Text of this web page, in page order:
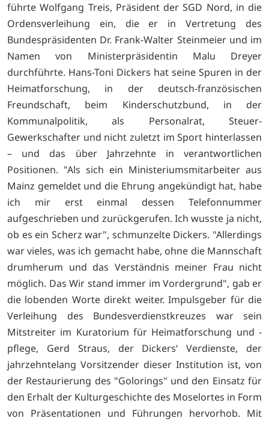
führte Wolfgang Treis, Präsident der SGD Nord, in die
Ordensverleihung ein, die er in Vertretung des
Bundespräsidenten Dr. Frank-Walter Steinmeier und im
Namen von Ministerpräsidentin Malu Dreyer
durchführte. Hans-Toni Dickers hat seine Spuren in der
Heimatforschung, in der deutsch-französischen
Freundschaft, beim Kinderschutzbund, in der
Kommunalpolitik, als Personalrat, Steuer-
Gewerkschafter und nicht zuletzt im Sport hinterlassen
– und das über Jahrzehnte in verantwortlichen
Positionen. "Als sich ein Ministeriumsmitarbeiter aus
Mainz gemeldet und die Ehrung angekündigt hat, habe
ich mir erst einmal dessen Telefonnummer
aufgeschrieben und zurückgerufen. Ich wusste ja nicht,
ob es ein Scherz war", schmunzelte Dickers. "Allerdings
war vieles, was ich gemacht habe, ohne die Mannschaft
drumherum und das Verständnis meiner Frau nicht
möglich. Das Wir stand immer im Vordergrund", gab er
die lobenden Worte direkt weiter. Impulsgeber für die
Verleihung des Bundesverdienstkreuzes war sein
Mitstreiter im Kuratorium für Heimatforschung und -
pflege, Gerd Straus, der Dickers‘ Verdienste, der
jahrzehntelang Vorsitzender dieser Institution ist, von
der Restaurierung des "Golorings" und den Einsatz für
den Erhalt der Kulturgeschichte des Moselortes in Form
von Präsentationen und Führungen hervorhob. Mit